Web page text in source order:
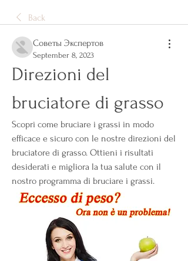
Back
Советы Экспертов
September 8, 2023
Direzioni del
bruciatore di grasso
Scopri come bruciare i grassi in modo
efficace e sicuro con le nostre direzioni del
bruciatore di grasso. Ottieni i risultati
desiderati e migliora la tua salute con il
nostro programma di bruciare i grassi.